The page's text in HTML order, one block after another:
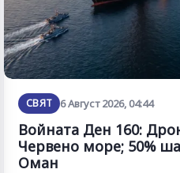
СВЯТ 6 Август 2026, 04:44
Войната Ден 160:
Червено море; 50%
Оман